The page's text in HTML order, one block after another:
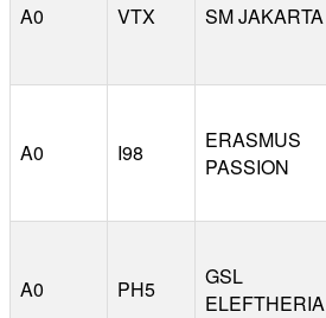
A0 VTX SM JAKARTA
A0 I98
ERASMUS
PASSION
A0 PH5
GSL
ELEFTHERIA